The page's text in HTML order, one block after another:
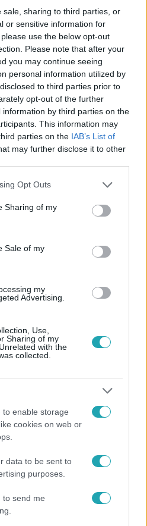
sale, sharing to third parties, or
or sensitive information for
use the below opt-out
Please note that after your
you may continue seeing
personal information utilized by
to third parties prior to
opt-out of the further
by third parties on the
This information may
parties on the IAB’s List of
may further disclose it to other
app uses one or more Google
behaviour. You may click to
and its third-party tags to
purposes in below Google
Opt Outs
Sharing of my
Sale of my
my
Advertising.
Use,
Sharing of my
with the
collected.
to enable storage
cookies on web or
data to be sent to
purposes.
to send me
a friss hírekről a
260 EZER
6:35